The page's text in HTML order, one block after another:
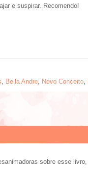
e suspirar. Recomendo!
, Bella Andre, Novo Conceito,
sobre esse